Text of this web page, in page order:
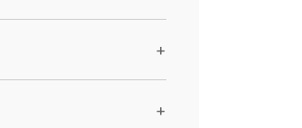
+
+